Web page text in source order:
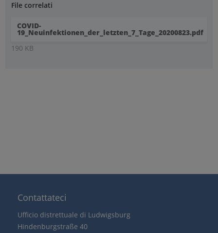
File correlati
COVID-
19_Neuinfektionen_der_letzten_7_Tage_20200823.pdf
190 KB
Contattateci
Ufficio distrettuale di Ludwigsburg
Hindenburgstraße 40